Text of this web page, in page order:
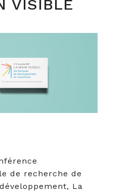
VISIBLE
de recherche de
La